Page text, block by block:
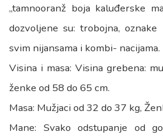
„tamnooranž boja kaluđerske
dozvoljene su: trobojna,
svim nijansama i kombi- nacijama.
Visina i masa: Visina grebena:
ženke od 58 do 65 cm.
Masa: Mužjaci od 32 do 37 kg,
Mane: Svako odstupanje od